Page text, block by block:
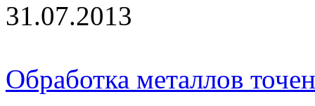
31.07.2013
Обработка металлов